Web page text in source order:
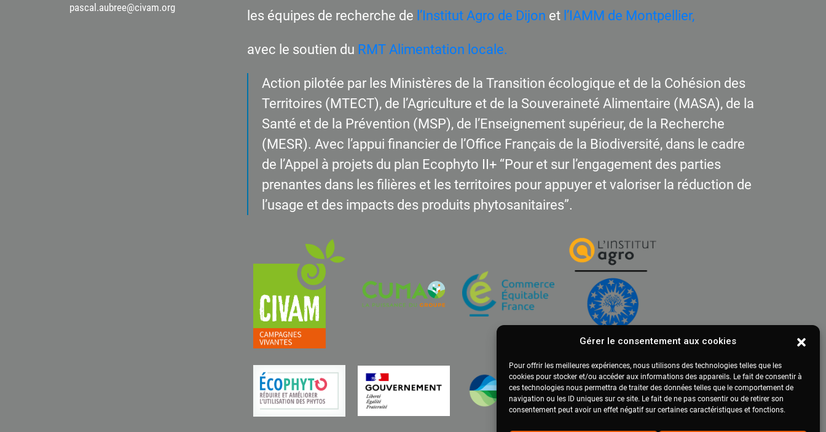
Gérer le consentement aux cookies
Pour offrir les meilleures expériences, nous utilisons des technologies telles que les
cookies pour stocker et/ou accéder aux informations des appareils. Le fait de consentir à
ces technologies nous permettra de traiter des données telles que le comportement de
navigation ou les ID uniques sur ce site. Le fait de ne pas consentir ou de retirer son
consentement peut avoir un effet négatif sur certaines caractéristiques et fonctions.
pascal.aubree@civam.org
les équipes de recherche de l’Institut Agro de Dijon et l’IAMM de Montpellier,
avec le soutien du RMT Alimentation locale.
Action pilotée par les Ministères de la Transition écologique et de la Cohésion des
Territoires (MTECT), de l’Agriculture et de la Souveraineté Alimentaire (MASA), de la
Santé et de la Prévention (MSP), de l’Enseignement supérieur, de la Recherche
(MESR). Avec l’appui financier de l’Office Français de la Biodiversité, dans le cadre
de l’Appel à projets du plan Ecophyto II+ “Pour et sur l’engagement des parties
prenantes dans les filières et les territoires pour appuyer et valoriser la réduction de
l’usage et des impacts des produits phytosanitaires”.